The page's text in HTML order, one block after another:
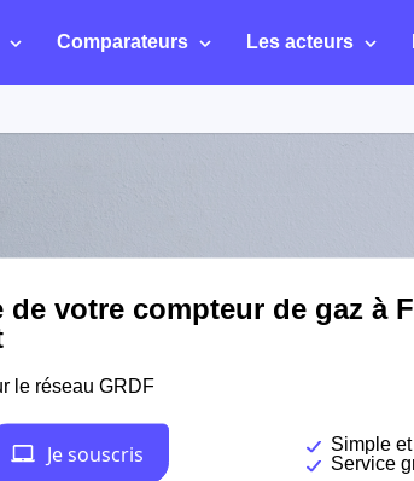
Comparateurs Les acteurs